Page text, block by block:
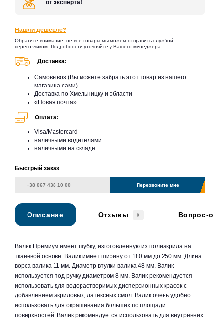
от эксперта!
Нашли дешевле?
Обратите внимание: не все товары мы можем отправить службой-
перевозчиком. Подробности уточняйте у Вашего менеджера.
Доставка:
Самовывоз (Вы можете забрать этот товар из нашего
магазина сами)
Доставка по Хмельницку и области
«Новая почта»
Оплата:
Visa/Mastercard
наличными водителями
наличными на складе
Быстрый заказ
Перезвоните мне
Описание Отзывы 0 Вопрос-
Валик Премиум имеет шубку, изготовленную из полиакрила на
тканевой основе. Валик имеет ширину от 180 мм до 250 мм. Длина
ворса валика 11 мм. Диаметр втулки валика 48 мм. Валик
используется под ручку диаметром 8 мм. Валик рекомендуется
использовать для водорастворимых дисперсионных красок с
добавлением акриловых, латексных смол. Валик очень удобно
использовать для окрашивания больших по площади
поверхностей. Валик рекомендуется использовать для внутренних